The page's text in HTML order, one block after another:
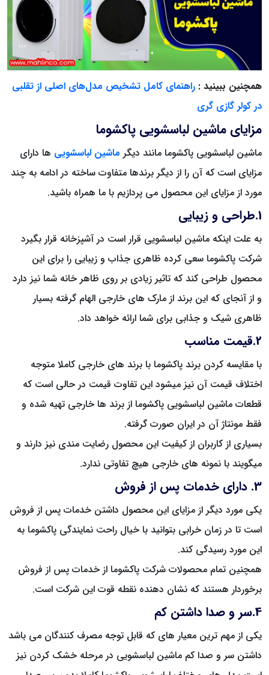
همچنین ببینید : راهنمای کامل تشخیص مدل‌های اصلی از تقلبی
در کولر گازی گری
مزایای ماشین لباسشویی پاکشوما
ماشین لباسشویی پاکشوما مانند دیگر ماشین لباسشویی ها دارای
مزایای است که آن را از دیگر برندها متفاوت ساخته در ادامه به چند
مورد از مزایای این محصول می پردازیم با ما همراه باشید.
1.طراحی و زیبایی
به علت اینکه ماشین لباسشویی قرار است در آشپزخانه قرار بگیرد
شرکت پاکشوما سعی کرده ظاهری جذاب و زیبایی را برای این
محصول طراحی کند که تاثیر زیادی بر روی ظاهر خانه شما نیز دارد
و از آنجای که این برند از مارک های خارجی الهام گرفته بسیار
ظاهری شیک و جذابی برای شما ارائه خواهد داد.
2.قیمت مناسب
با مقایسه کردن برند پاکشوما با برند های خارجی کاملا متوجه
اختلاف قیمت آن نیز میشود این تفاوت قیمت در حالی است که
قطعات ماشین لباسشویی پاکشوما از برند ها خارجی تهیه شده و
فقط مونتاژ آن در ایران صورت گرفته.
بسیاری از کاربران از کیفیت این محصول رضایت مندی نیز دارند و
میگویند با نمونه های خارجی هیچ تفاوتی ندارد.
3. دارای خدمات پس از فروش
یکی مورد دیگر از مزایای این محصول داشتن خدمات پس از فروش
است تا در زمان خرابی بتوانید با خیال راحت نمایندگی پاکشوما به
این مورد رسیدگی کند.
همچنین تمام محصولات شرکت پاکشوما از خدمات پس از فروش
برخوردار هستند که نشان دهنده نقطه قوت این شرکت است.
4.سر و صدا داشتن کم
یکی از مهم ترین معیار های که قابل توجه مصرف کنندگان می باشد
داشتن سر و صدا کم ماشین لباسشویی در مرحله خشک کردن نیز